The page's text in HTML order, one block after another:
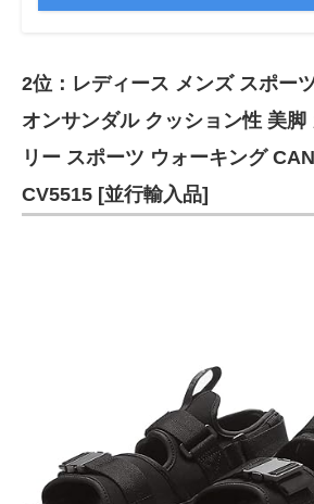
2位：レディース メンズ スポー
オンサンダル クッション性 美脚
リー スポーツ ウォーキング
CV5515 [並行輸入品]